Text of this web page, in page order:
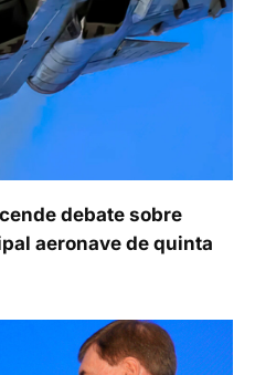
debate sobre
aeronave de quinta